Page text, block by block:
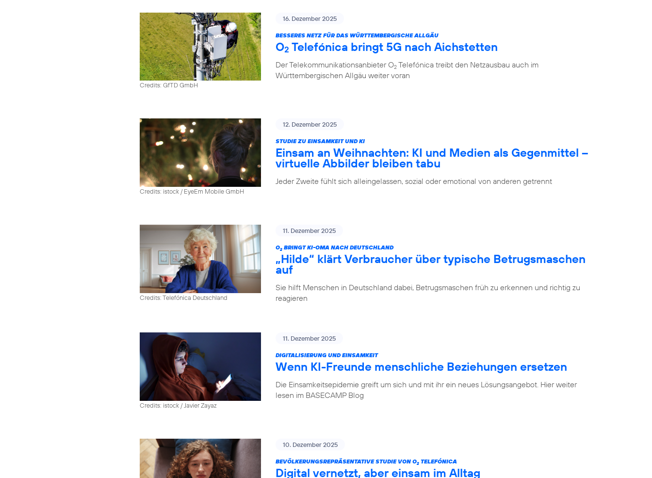
Credits: GfTD GmbH
16. Dezember 2025
BESSERES NETZ FÜR DAS WÜRTTEMBERGISCHE ALLGÄU
O2 Telefónica bringt 5G nach Aichstetten
Der Telekommunikationsanbieter O2 Telefónica treibt den Netzausbau auch im
Württembergischen Allgäu weiter voran
Credits: istock / EyeEm Mobile GmbH
12. Dezember 2025
STUDIE ZU EINSAMKEIT UND KI
Einsam an Weihnachten: KI und Medien als Gegenmittel –
virtuelle Abbilder bleiben tabu
Jeder Zweite fühlt sich alleingelassen, sozial oder emotional von anderen getrennt
Credits: Telefónica Deutschland
11. Dezember 2025
O2 BRINGT KI-OMA NACH DEUTSCHLAND
„Hilde“ klärt Verbraucher über typische Betrugsmaschen
auf
Sie hilft Menschen in Deutschland dabei, Betrugsmaschen früh zu erkennen und richtig zu
reagieren
Credits: istock / Javier Zayaz
11. Dezember 2025
DIGITALISIERUNG UND EINSAMKEIT
Wenn KI-Freunde menschliche Beziehungen ersetzen
Die Einsamkeitsepidemie greift um sich und mit ihr ein neues Lösungsangebot. Hier weiter
lesen im BASECAMP Blog
10. Dezember 2025
BEVÖLKERUNGSREPRÄSENTATIVE STUDIE VON O2 TELEFÓNICA
Digital vernetzt, aber einsam im Alltag